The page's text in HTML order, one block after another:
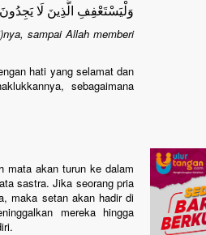
وَلْيَسْتَعْفِفِ الَّذِينَ لَا
sampai Allah memberi
hati yang selamat dan
sebagaimana
mata akan turun ke dalam
sastra. Jika seorang pria
maka setan akan hadir di
mereka hingga